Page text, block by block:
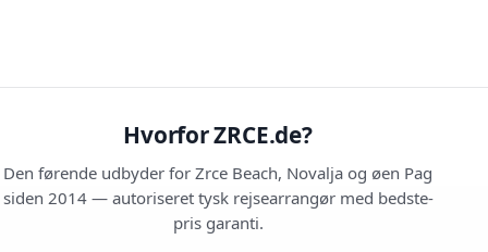
Hvorfor ZRCE.de?
Den førende udbyder for Zrce Beach, Novalja og øen Pag
siden 2014 — autoriseret tysk rejsearrangør med bedste-
pris garanti.